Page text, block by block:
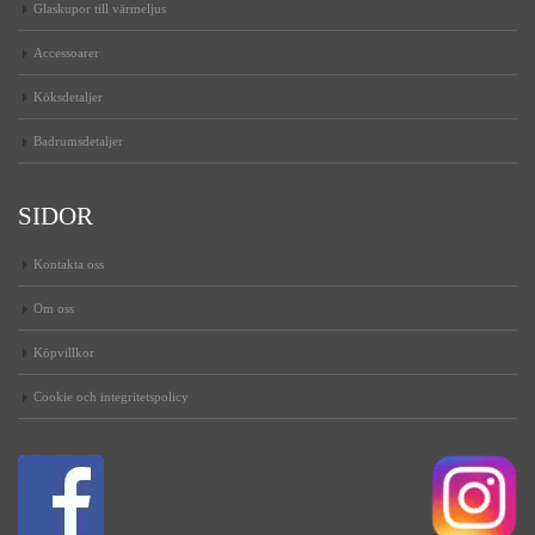
Glaskupor till värmeljus
Accessoarer
Köksdetaljer
Badrumsdetaljer
SIDOR
Kontakta oss
Om oss
Köpvillkor
Cookie och integritetspolicy